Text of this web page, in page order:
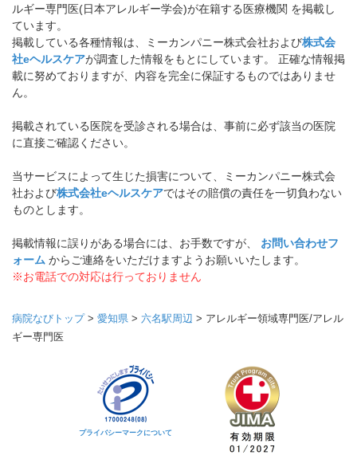
ルギー専門医(日本アレルギー学会)が在籍する医療機関 を掲載し
ています。
掲載している各種情報は、ミーカンパニー株式会社および株式会
社eヘルスケアが調査した情報をもとにしています。 正確な情報掲
載に努めておりますが、内容を完全に保証するものではありませ
ん。
掲載されている医院を受診される場合は、事前に必ず該当の医院
に直接ご確認ください。
当サービスによって生じた損害について、ミーカンパニー株式会
社および株式会社eヘルスケアではその賠償の責任を一切負わない
ものとします。
掲載情報に誤りがある場合には、お手数ですが、 お問い合わせフ
ォーム からご連絡をいただけますようお願いいたします。
※お電話での対応は行っておりません
病院なびトップ> 愛知県 > 六名駅周辺 > アレルギー領域専門医/アレル
ギー専門医
プライバシーマークについて